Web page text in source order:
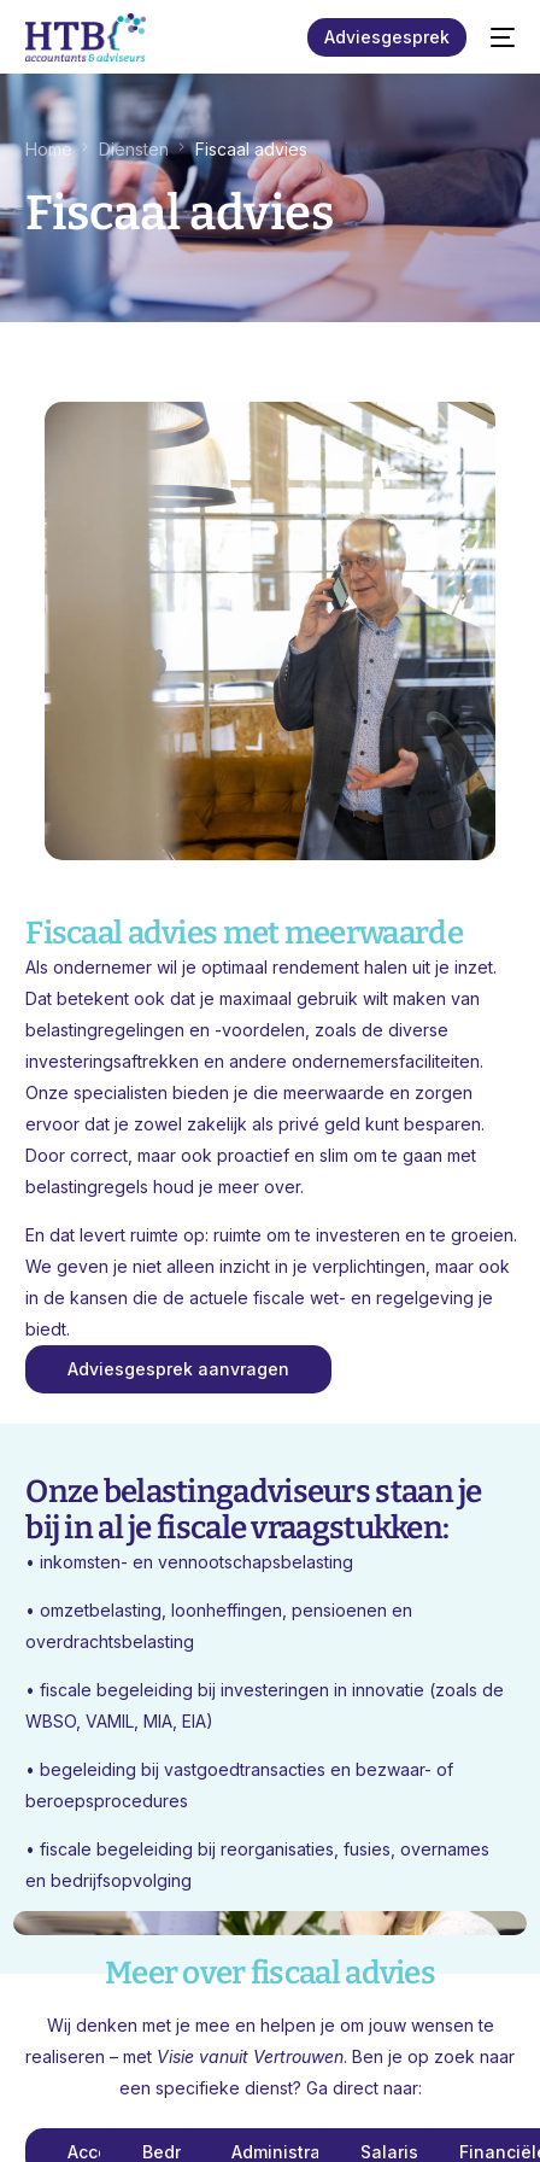
Adviesgesprek
Home Diensten Fiscaal advies
Fiscaal advies
Fiscaal advies met meerwaarde
Als ondernemer wil je optimaal rendement halen uit je inzet.
Dat betekent ook dat je maximaal gebruik wilt maken van
belastingregelingen en -voordelen, zoals de diverse
investeringsaftrekken en andere ondernemersfaciliteiten.
Onze specialisten bieden je die meerwaarde en zorgen
ervoor dat je zowel zakelijk als privé geld kunt besparen.
Door correct, maar ook proactief en slim om te gaan met
belastingregels houd je meer over.
En dat levert ruimte op: ruimte om te investeren en te groeien.
We geven je niet alleen inzicht in je verplichtingen, maar ook
in de kansen die de actuele fiscale wet- en regelgeving je
biedt.
Adviesgesprek aanvragen
Onze belastingadviseurs staan je
bij in al je fiscale vraagstukken:
• inkomsten- en vennootschapsbelasting
• omzetbelasting, loonheffingen, pensioenen en
overdrachtsbelasting
• fiscale begeleiding bij investeringen in innovatie (zoals de
WBSO, VAMIL, MIA, EIA)
• begeleiding bij vastgoedtransacties en bezwaar- of
beroepsprocedures
• fiscale begeleiding bij reorganisaties, fusies, overnames
en bedrijfsopvolging
Meer over fiscaal advies
Wij denken met je mee en helpen je om jouw wensen te
realiseren – met Visie vanuit Vertrouwen. Ben je op zoek naar
een specifieke dienst? Ga direct naar:
AccountancyBedrijfsadviesAdministratie
Salarisadministratie